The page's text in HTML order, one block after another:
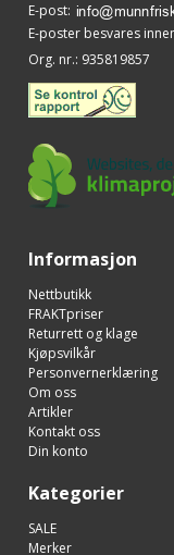
E-post:
E-poster besvares
Org. nr.: 935819857
Informasjon
Nettbutikk
FRAKTpriser
Returrett og klage
Kjøpsvilkår
Personvernerklæring
Om oss
Artikler
Kontakt oss
Din konto
Kategorier
SALE
Merker